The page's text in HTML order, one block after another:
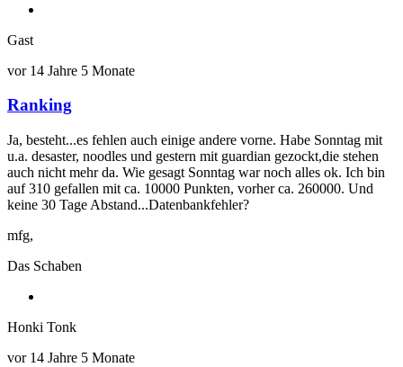
Gast
vor 14 Jahre 5 Monate
Ranking
Ja, besteht...es fehlen auch einige andere vorne. Habe Sonntag mit
u.a. desaster, noodles und gestern mit guardian gezockt,die stehen
auch nicht mehr da. Wie gesagt Sonntag war noch alles ok. Ich bin
auf 310 gefallen mit ca. 10000 Punkten, vorher ca. 260000. Und
keine 30 Tage Abstand...Datenbankfehler?
mfg,
Das Schaben
Honki Tonk
vor 14 Jahre 5 Monate